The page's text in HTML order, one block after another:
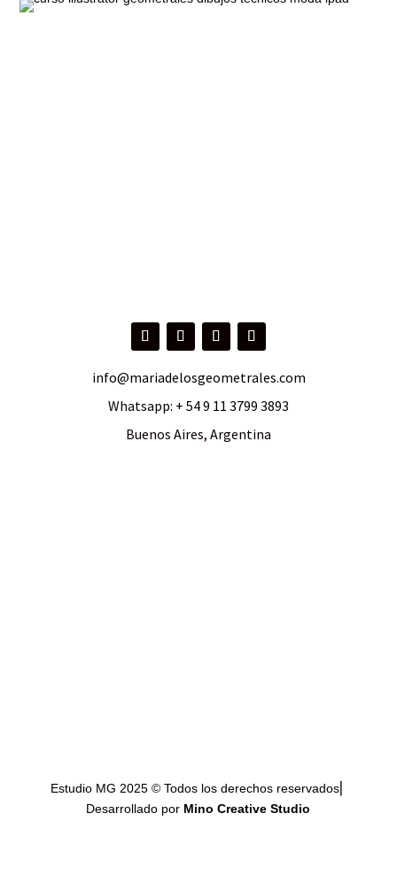
info@mariadelosgeometrales.com
Whatsapp: + 54 9 11 3799 3893
Buenos Aires, Argentina
Estudio MG 2025 © Todos los derechos reservados⎜
Desarrollado por Mino Creative Studio